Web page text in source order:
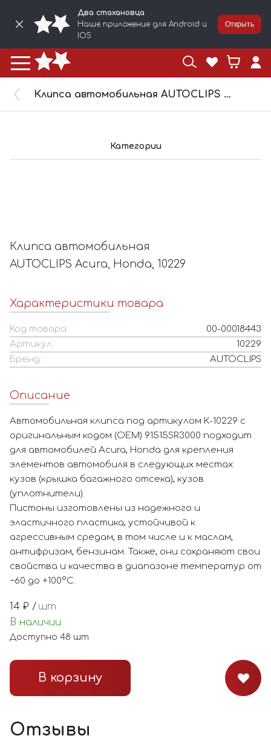
Два стахановца
Наше приложение для Android и
IOS
Открыть
Клипса автомобильная AUTOCLIPS Acura, Honda, 10229
Категории
Клипса автомобильная
AUTOCLIPS Acura, Honda, 10229
Характеристики товара
Код товара:
00-00018443
Артикул:
10229
Бренд:
AUTOCLIPS
Описание
Автомобильная клипса под артикулом К-10229 с
оригинальным кодом (OEM) 91515SR3000 подходит
для автомобилей Acura, Honda для крепления
элементов автомобиля в следующих местах:
кузов (крышка багажного отсека), кузов
(уплотнители).
Пистоны изготовлены из надежного и
эластичного пластика, устойчивой к
агрессивным средам, в том числе и к маслам,
антифризам, бензинам. Также, они сохраняют свои
свойства и качества в диапазоне температур от
−60 до +100°С.
14 ₽ / шт
В наличии
Доступно 48 шт
В корзину
Отзывы